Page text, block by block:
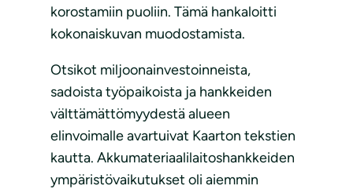
korostamiin puoliin. Tämä hankaloitti
kokonaiskuvan muodostamista.
Otsikot miljoonainvestoinneista,
sadoista työpaikoista ja hankkeiden
välttämättömyydestä alueen
elinvoimalle avartuivat Kaarton tekstien
kautta. Akkumateriaalilaitoshankkeiden
ympäristövaikutukset oli aiemmin